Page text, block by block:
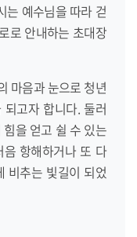
는 예수님을 따라 걷
로 안내하는 초대장
마음과 눈으로 청년
고자 합니다. 둘러
을 얻고 쉴 수 있는
항해하거나 또 다
비추는 빛길이 되었